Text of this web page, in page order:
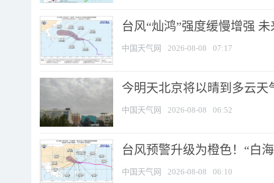
台风“灿鸿”强度缓慢增强
中国天气网 2026-08-08 07:17
今明天北京将以晴到多云
中国天气网 2026-08-08 06:52
台风预警升级为橙色！“白
中国天气网 2026-08-08 06:10